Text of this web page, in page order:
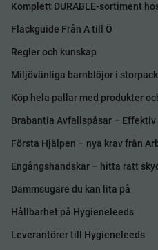
Komplett DURABLE-sortiment
Fläckguide Från A till Ö
Regler och kunskap
Miljövänliga barnblöjor i
Köp hela pallar med produkter
Brabantia Avfallspåsar –
Första Hjälpen – nya krav från
Engångshandskar – hitta rätt
Dammsugare du kan lita på
Hållbarhet på Hygieneleeds
Leverantörer till Hygieneleeds